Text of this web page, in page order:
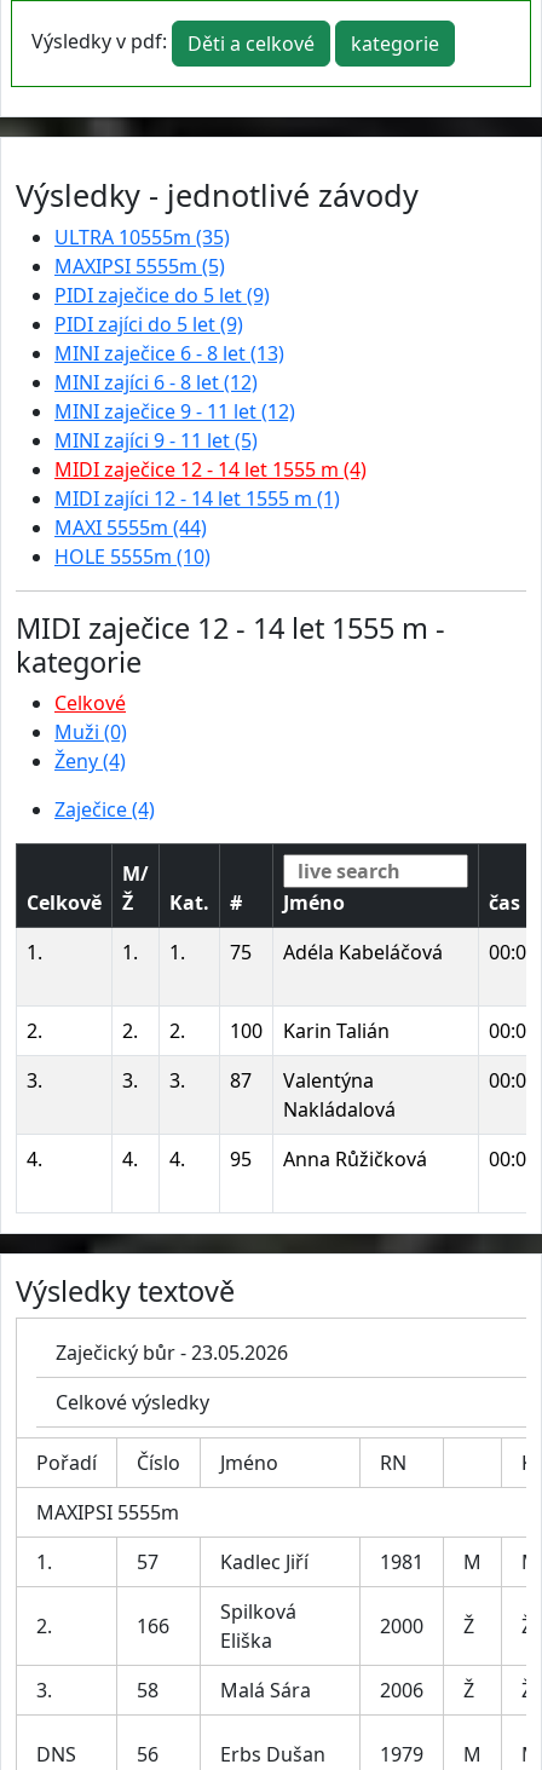
Výsledky v pdf: Děti a celkové kategorie
Výsledky - jednotlivé závody
ULTRA 10555m (35)
MAXIPSI 5555m (5)
PIDI zaječice do 5 let (9)
PIDI zajíci do 5 let (9)
MINI zaječice 6 - 8 let (13)
MINI zajíci 6 - 8 let (12)
MINI zaječice 9 - 11 let (12)
MINI zajíci 9 - 11 let (5)
MIDI zaječice 12 - 14 let 1555 m (4)
MIDI zajíci 12 - 14 let 1555 m (1)
MAXI 5555m (44)
HOLE 5555m (10)
MIDI zaječice 12 - 14 let 1555 m -
kategorie
Celkové
Muži (0)
Ženy (4)
Zaječice (4)
Celkově
M/
Ž
Kat. # Jméno
čas
1.
1. 1. 75 Adéla Kabeláčová
2. 2. 2. 100 Karin Talián
3.
3. 3. 87
Valentýna
Nakládalová
4. 4. 4. 95 Anna Růžičková
Výsledky textově
Zaječický bůr - 23.05.2026
Celkové výsledky
Pořadí Číslo Jméno RN
MAXIPSI 5555m
1.
57 Kadlec Jiří 1981 M
2. 166
Spilková
Eliška
2000 Ž
3. 58 Malá Sára 2006 Ž
DNS 56 Erbs Dušan 1979 M